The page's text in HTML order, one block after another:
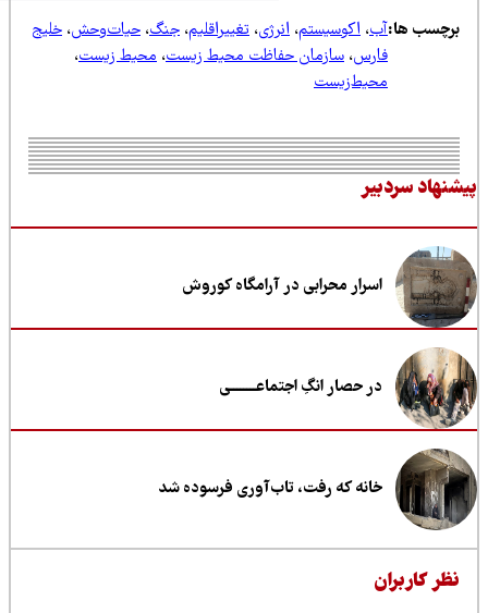
ها:آب،اکوسیستم،انرژی ،تغییراقلیم،جنگ ،حیات‌وحش،خلیج
،سازمان حفاظت محیط زیست،محیط زیست،
محیط‌زیست
سردبیر
اسرار محرابی در آرامگاه کوروش
در حصار انگِ اجتماعــــــــی
خانه که رفت، تاب‌آوری فرسوده شد
کاربران